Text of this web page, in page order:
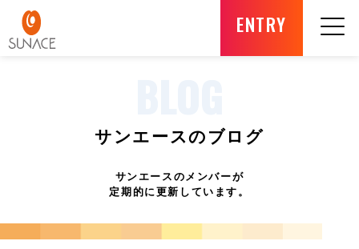
ENTRY
サンエースのブログ
サンエースのメンバーが
定期的に更新しています。